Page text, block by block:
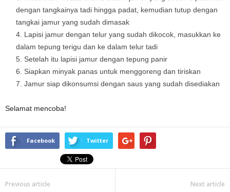
dengan tangkainya tadi hingga padat, kemudian tutup dengan
tangkai jamur yang sudah dimasak
Lapisi jamur dengan telur yang sudah dikocok, masukkan ke
dalam tepung terigu dan ke dalam telur tadi
Setelah itu lapisi jamur dengan tepung panir
Siapkan minyak panas untuk menggoreng dan tiriskan
Jamur siap dikonsumsi dengan saus yang sudah disediakan
Selamat mencoba!
Facebook Twitter
Previous article Next article